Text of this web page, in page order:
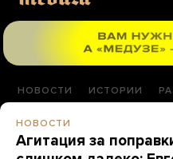
НОВОСТИ ИСТОРИИ
НОВОСТИ
Агитация за